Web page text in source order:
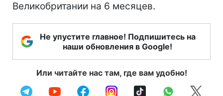
Великобритании на 6 месяцев.
Не упустите главное! Подпишитесь на
наши обновления в Google!
Или читайте нас там, где вам удобно!